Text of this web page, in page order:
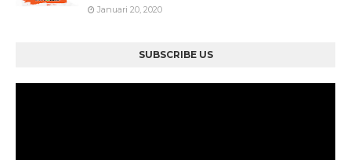
Januari 20, 2020
SUBSCRIBE US